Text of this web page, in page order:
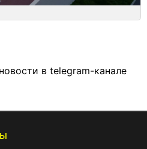
в telegram-канале